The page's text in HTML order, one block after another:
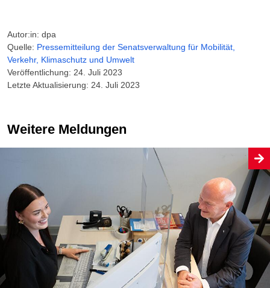
Autor:in: dpa
Quelle: Pressemitteilung der Senatsverwaltung für Mobilität,
Verkehr, Klimaschutz und Umwelt
Veröffentlichung: 24. Juli 2023
Letzte Aktualisierung: 24. Juli 2023
Weitere Meldungen